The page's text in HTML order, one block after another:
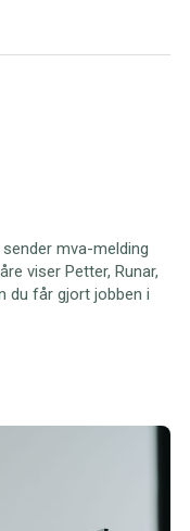
mva-melding
viser Petter, Runar,
du får gjort jobben i